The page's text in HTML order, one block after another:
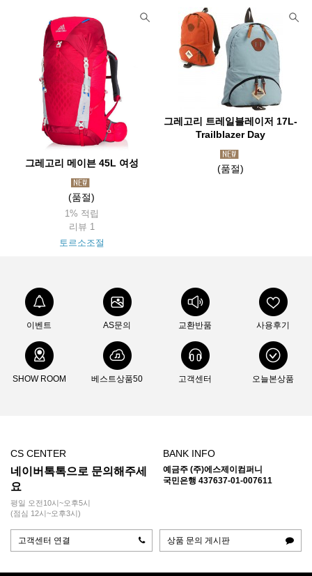
그레고리 메이븐 45L 여성
(품절)
1% 적립
리뷰 1
토르소조절
그레고리 트레일블레이저 17L-
Trailblazer Day
(품절)
이벤트 AS문의 교환반품 사용후기
SHOW ROOM 베스트상품50 고객센터 오늘본상품
CS CENTER
네이버톡톡으로 문의해주세
요
평일 오전10시~오후5시
(점심 12시~오후3시)
BANK INFO
예금주 (주)에스제이컴퍼니
국민은행 437637-01-007611
고객센터 연결 상품 문의 게시판